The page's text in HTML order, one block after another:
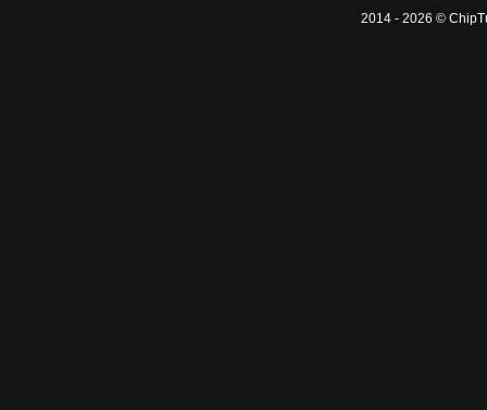
2014 - 2026 ©